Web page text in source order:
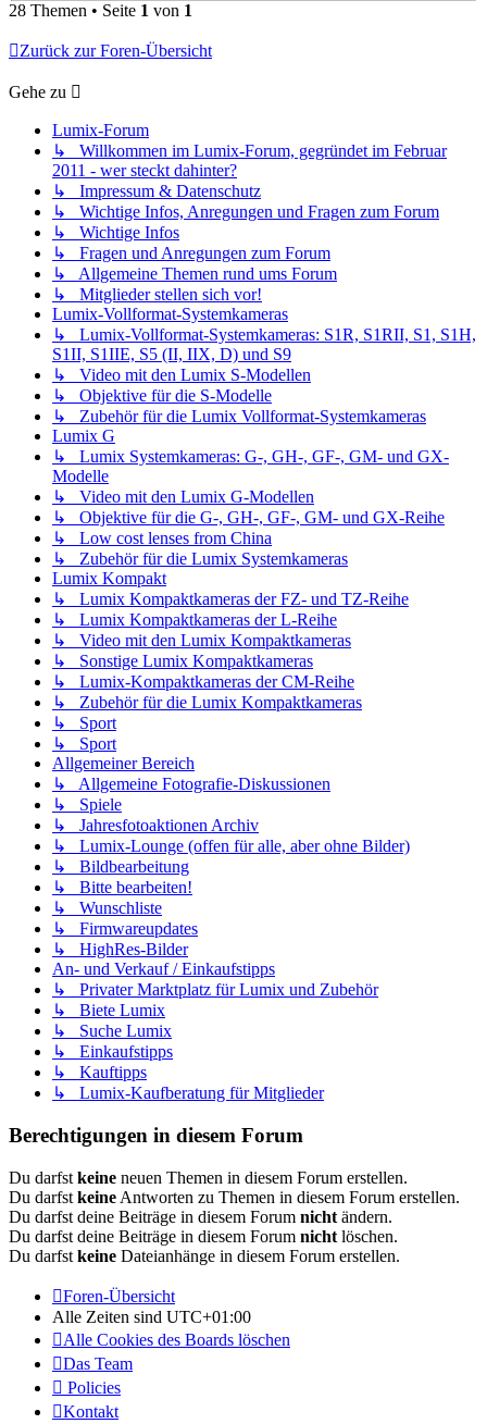
28 Themen • Seite 1 von 1
Zurück zur Foren-Übersicht
Gehe zu
Lumix-Forum
↳ Willkommen im Lumix-Forum, gegründet im Februar
2011 - wer steckt dahinter?
↳ Impressum & Datenschutz
↳ Wichtige Infos, Anregungen und Fragen zum Forum
↳ Wichtige Infos
↳ Fragen und Anregungen zum Forum
↳ Allgemeine Themen rund ums Forum
↳ Mitglieder stellen sich vor!
Lumix-Vollformat-Systemkameras
↳ Lumix-Vollformat-Systemkameras: S1R, S1RII, S1, S1H,
S1II, S1IIE, S5 (II, IIX, D) und S9
↳ Video mit den Lumix S-Modellen
↳ Objektive für die S-Modelle
↳ Zubehör für die Lumix Vollformat-Systemkameras
Lumix G
↳ Lumix Systemkameras: G-, GH-, GF-, GM- und GX-
Modelle
↳ Video mit den Lumix G-Modellen
↳ Objektive für die G-, GH-, GF-, GM- und GX-Reihe
↳ Low cost lenses from China
↳ Zubehör für die Lumix Systemkameras
Lumix Kompakt
↳ Lumix Kompaktkameras der FZ- und TZ-Reihe
↳ Lumix Kompaktkameras der L-Reihe
↳ Video mit den Lumix Kompaktkameras
↳ Sonstige Lumix Kompaktkameras
↳ Lumix-Kompaktkameras der CM-Reihe
↳ Zubehör für die Lumix Kompaktkameras
↳ Sport
↳ Sport
Allgemeiner Bereich
↳ Allgemeine Fotografie-Diskussionen
↳ Spiele
↳ Jahresfotoaktionen Archiv
↳ Lumix-Lounge (offen für alle, aber ohne Bilder)
↳ Bildbearbeitung
↳ Bitte bearbeiten!
↳ Wunschliste
↳ Firmwareupdates
↳ HighRes-Bilder
An- und Verkauf / Einkaufstipps
↳ Privater Marktplatz für Lumix und Zubehör
↳ Biete Lumix
↳ Suche Lumix
↳ Einkaufstipps
↳ Kauftipps
↳ Lumix-Kaufberatung für Mitglieder
Berechtigungen in diesem Forum
Du darfst keine neuen Themen in diesem Forum erstellen.
Du darfst keine Antworten zu Themen in diesem Forum erstellen.
Du darfst deine Beiträge in diesem Forum nicht ändern.
Du darfst deine Beiträge in diesem Forum nicht löschen.
Du darfst keine Dateianhänge in diesem Forum erstellen.
Foren-Übersicht
Alle Zeiten sind UTC+01:00
Alle Cookies des Boards löschen
Das Team
Policies
Kontakt